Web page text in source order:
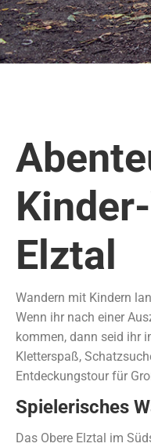
Elztal
Wandern mit Kindern
Wenn ihr nach einer
kommen, dann seid ihr
Kletterspaß,
Entdeckungstour für
Spielerisches
Das Obere Elztal im